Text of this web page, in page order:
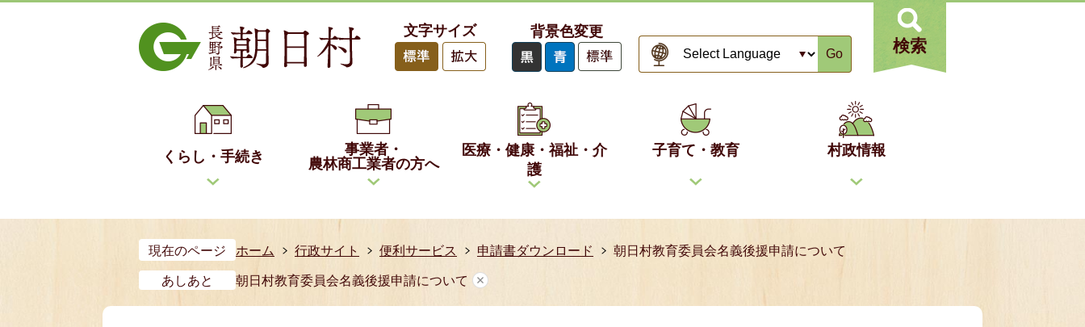
文字サイズ 背景色変更
Go 検索
くらし・手続き
事業者・
農林商工業者の方へ
医療・健康・福祉・介
護
子育て・教育 村政情報
現在のページ ホーム 行政サイト 便利サービス 申請書ダウンロード
朝日村教育委員会名義後援申請について
あしあと
朝日村教育委員会名義後援申請について